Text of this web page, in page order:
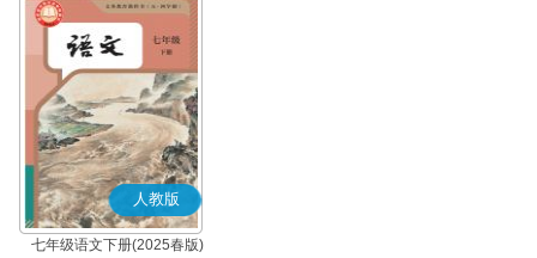
人教版
七年级语文下册(2025春版)